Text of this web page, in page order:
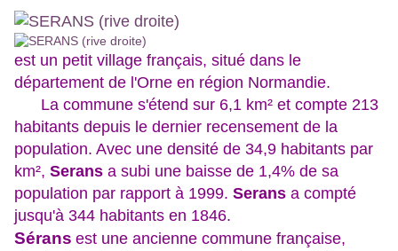
est un petit village français, situé dans le
département de l'Orne en région Normandie.
La commune s'étend sur 6,1 km² et compte 213
habitants depuis le dernier recensement de la
population. Avec une densité de 34,9 habitants par
km², Serans a subi une baisse de 1,4% de sa
population par rapport à 1999. Serans a compté
jusqu'à 344 habitants en 1846.
Sérans est une ancienne commune française,